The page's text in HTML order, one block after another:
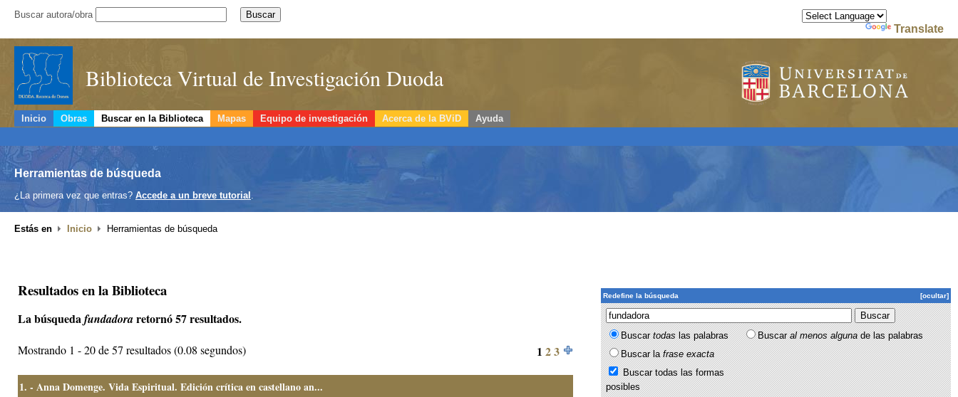
Translate
Buscar autora/obra
Biblioteca Virtual de Investigación Duoda
Inicio Obras Buscar en la Biblioteca Mapas Equipo de investigación Acerca de la BViD Ayuda
Herramientas de búsqueda
¿La primera vez que entras? Accede a un breve tutorial .
Estás en Inicio Herramientas de búsqueda
Resultados en la Biblioteca
La búsquedafundadoraretornó 57 resultados.
Mostrando 1 - 20 de 57 resultados (0.08 segundos) 1 23
1. - Anna Domenge. Vida Espiritual. Edición crítica en castellano an...
[ocultar]
Redefine la búsqueda
Buscartodaslas palabras Buscaral menos algunade las palabras
Buscar lafrase exacta
Buscar todas las formas
posibles